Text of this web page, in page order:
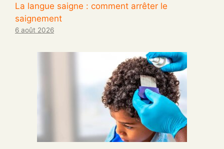
La langue saigne : comment arrêter le
saignement
6 août 2026